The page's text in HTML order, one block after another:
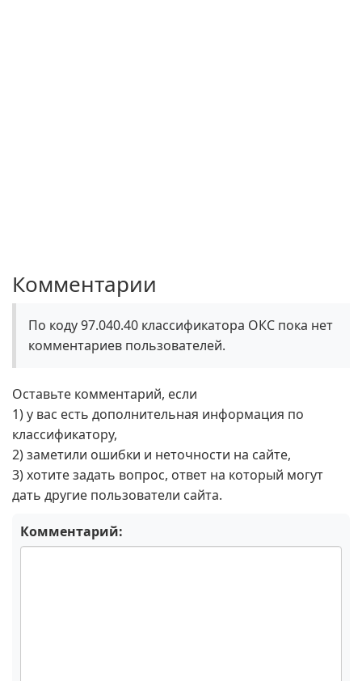
Комментарии
По коду 97.040.40 классификатора ОКС пока нет
комментариев пользователей.
Оставьте комментарий, если
1) у вас есть дополнительная информация по
классификатору,
2) заметили ошибки и неточности на сайте,
3) хотите задать вопрос, ответ на который могут
дать другие пользователи сайта.
Комментарий: